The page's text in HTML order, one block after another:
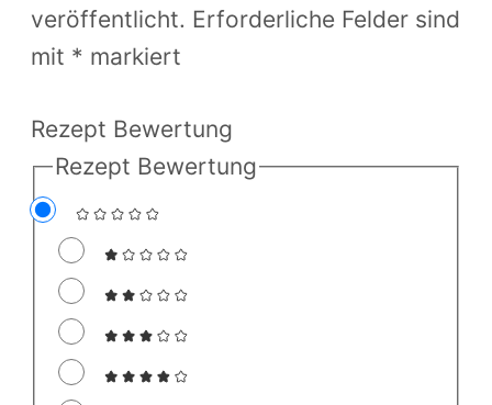
veröffentlicht. Erforderliche Felder sind
mit * markiert
Rezept Bewertung
Rezept Bewertung